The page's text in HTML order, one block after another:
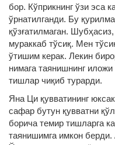
бор. Кўприкнинг ўзи эса
ўрнатилганди. Бу
қўзғатилмаган.
мураккаб тўсиқ. Мен
ўтишим керак. Лекин
нимага таянишнинг
тишлар чиқиб турарди.
Яна Ци қувватининг
сафар бутун қувватни
борича темир тишларга
таянишимга имкон